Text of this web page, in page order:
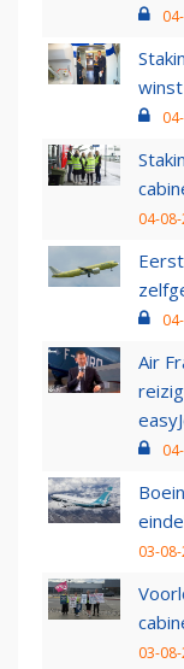
04-
Air
03-
03-